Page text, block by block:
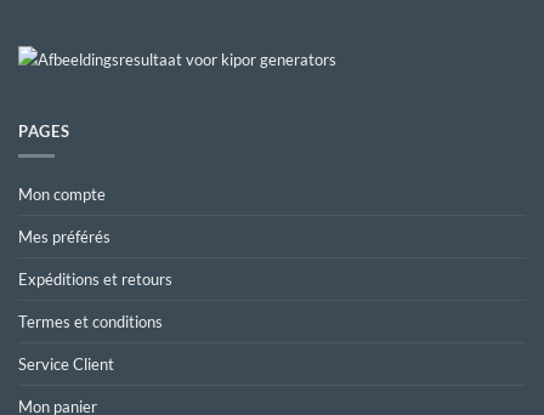
PAGES
Mon compte
Mes préférés
Expéditions et retours
Termes et conditions
Service Client
Mon panier